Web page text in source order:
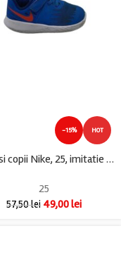
-15% HOT
Adidasi copii Nike, 25, imitatie de piele, material textil, albastru
25
57,50lei 49,00lei